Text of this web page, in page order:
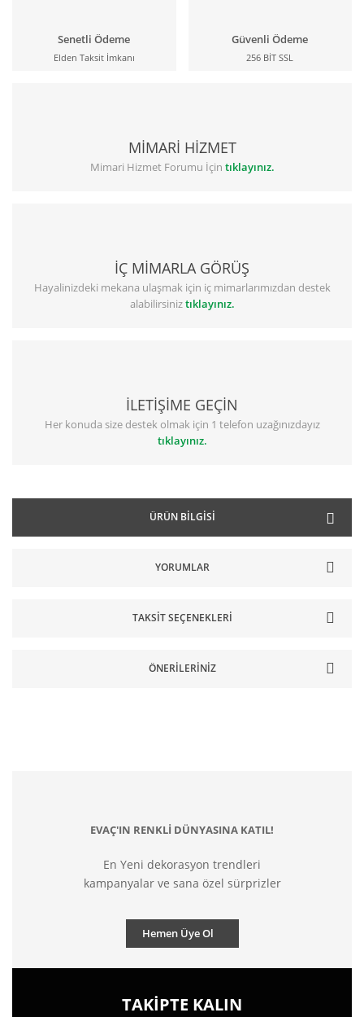
Senetli Ödeme
Elden Taksit İmkanı
Güvenli Ödeme
256 BİT SSL
MİMARİ HİZMET
Mimari Hizmet Forumu İçin tıklayınız.
İÇ MİMARLA GÖRÜŞ
Hayalinizdeki mekana ulaşmak için iç mimarlarımızdan destek
alabilirsiniztıklayınız.
İLETİŞİME GEÇİN
Her konuda size destek olmak için 1 telefon uzağınızdayız
tıklayınız.
ÜRÜN BILGISI
YORUMLAR
TAKSIT SEÇENEKLERI
ÖNERILERINIZ
EVAÇ'IN RENKLİ DÜNYASINA KATIL!
En Yeni dekorasyon trendleri
kampanyalar ve sana özel sürprizler
Hemen Üye Ol
TAKİPTE KALIN